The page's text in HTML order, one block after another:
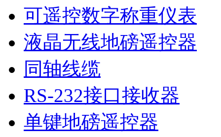
可遥控数字称重仪表
液晶无线地磅遥控器
同轴线缆
RS-232接口接收器
单键地磅遥控器